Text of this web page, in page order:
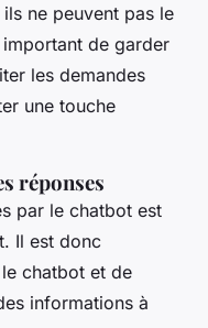
ne peuvent pas le
de garder
les demandes
une touche
réponses
par le chatbot est
Il est donc
chatbot et de
informations à